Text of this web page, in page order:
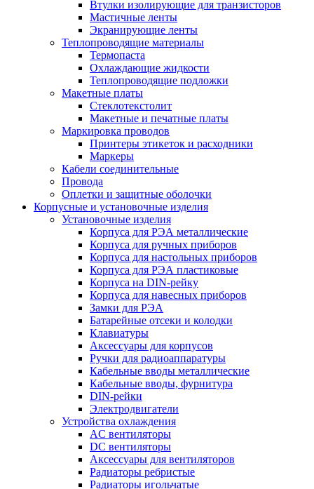
Втулки изолирующие для транзисторов
Мастичные ленты
Экранирующие ленты
Теплопроводящие материалы
Термопаста
Охлаждающие жидкости
Теплопроводящие подложки
Макетные платы
Стеклотекстолит
Макетные и печатные платы
Маркировка проводов
Принтеры этикеток и расходники
Маркеры
Кабели соединительные
Провода
Оплетки и защитные оболочки
Корпусные и установочные изделия
Установочные изделия
Корпуса для РЭА металлические
Корпуса для ручных приборов
Корпуса для настольных приборов
Корпуса для РЭА пластиковые
Корпуса на DIN-рейку
Корпуса для навесных приборов
Замки для РЭА
Батарейные отсеки и колодки
Клавиатуры
Аксессуары для корпусов
Ручки для радиоаппаратуры
Кабельные вводы металлические
Кабельные вводы, фурнитура
DIN-рейки
Электродвигатели
Устройства охлаждения
AC вентиляторы
DC вентиляторы
Аксессуары для вентиляторов
Радиаторы ребристые
Радиаторы игольчатые